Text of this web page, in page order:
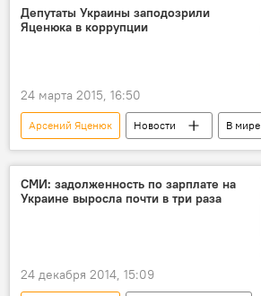
граница
стена
Россия
карикатура
Депутаты Украины заподозрили
Яценюка в коррупции
24 марта 2015, 16:50
Арсений Яценюк Новости
В мире
Украина
Николай Гордиенко
Верховная рада
депутат
коррупция
СМИ: задолженность по зарплате на
Украине выросла почти в три раза
24 декабря 2014, 15:09